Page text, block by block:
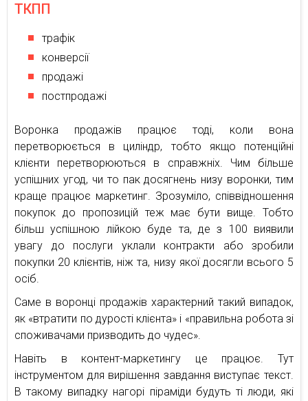
ТКПП
трафік
конверсії
продажі
постпродажі
Воронка продажів працює тоді, коли вона
перетворюється в циліндр, тобто якщо потенційні
клієнти перетворюються в справжніх. Чим більше
успішних угод, чи то пак досягнень низу воронки, тим
краще працює маркетинг. Зрозуміло, співвідношення
покупок до пропозицій теж має бути вище. Тобто
більш успішною лійкою буде та, де з 100 виявили
увагу до послуги уклали контракти або зробили
покупки 20 клієнтів, ніж та, низу якої досягли всього 5
осіб.
Саме в воронці продажів характерний такий випадок,
як «втратити по дурості клієнта» і «правильна робота зі
споживачами призводить до чудес».
Навіть в контент-маркетингу це працює. Тут
інструментом для вирішення завдання виступає текст.
В такому випадку нагорі піраміди будуть ті люди, які